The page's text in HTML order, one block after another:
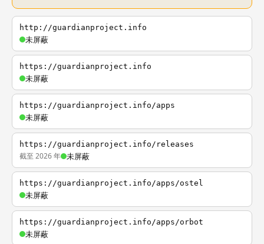
http://guardianproject.info
未屏蔽
https://guardianproject.info
未屏蔽
https://guardianproject.info/apps
未屏蔽
https://guardianproject.info/releases
截至 2026 年 未屏蔽
https://guardianproject.info/apps/ostel
未屏蔽
https://guardianproject.info/apps/orbot
未屏蔽